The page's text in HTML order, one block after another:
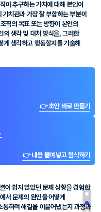
이 추구하는 가치에 대해 본인이
치관과 가장 잘 부합하는 부분이
직의 목표 또는 방향이 본인의
의 생각 및 대처 방식을, 그러한
게 생각하고 행동할지를 기술해
👉 초안 바로 만들기
👉 내용 붙여넣고 첨삭하기
이 쉽지 않았던 문제 상황을 경험한
서 문제의 원인을 어떻게
하며 해결을 이끌어냈는지 과정과